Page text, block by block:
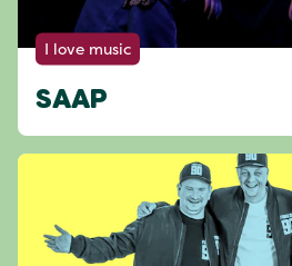
I love music
SAAP